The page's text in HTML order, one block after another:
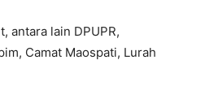
antara lain DPUPR,
Camat Maospati, Lurah